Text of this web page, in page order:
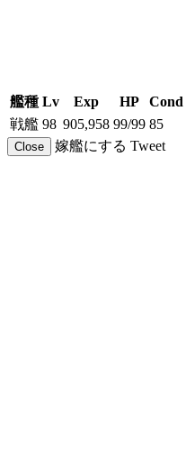
艦種 Lv Exp HP Cond
戦艦 98 905,958 99/99 85
Close 嫁艦にする Tweet